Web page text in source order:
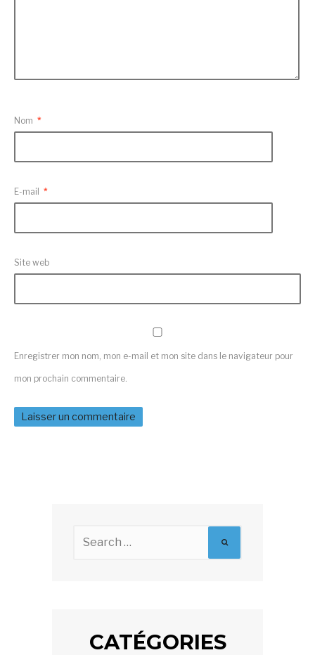
Nom *
E-mail *
Site web
Enregistrer mon nom, mon e-mail et mon site dans le navigateur pour
mon prochain commentaire.
CATÉGORIES